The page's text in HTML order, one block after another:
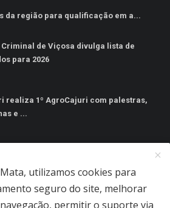
da região para qualificação em a...
de Viçosa divulga lista de
para 2026
realiza 1º AgroCajuri com palestras,
e ...
utilizamos cookies para
seguro do site, melhorar
permitir o suporte via